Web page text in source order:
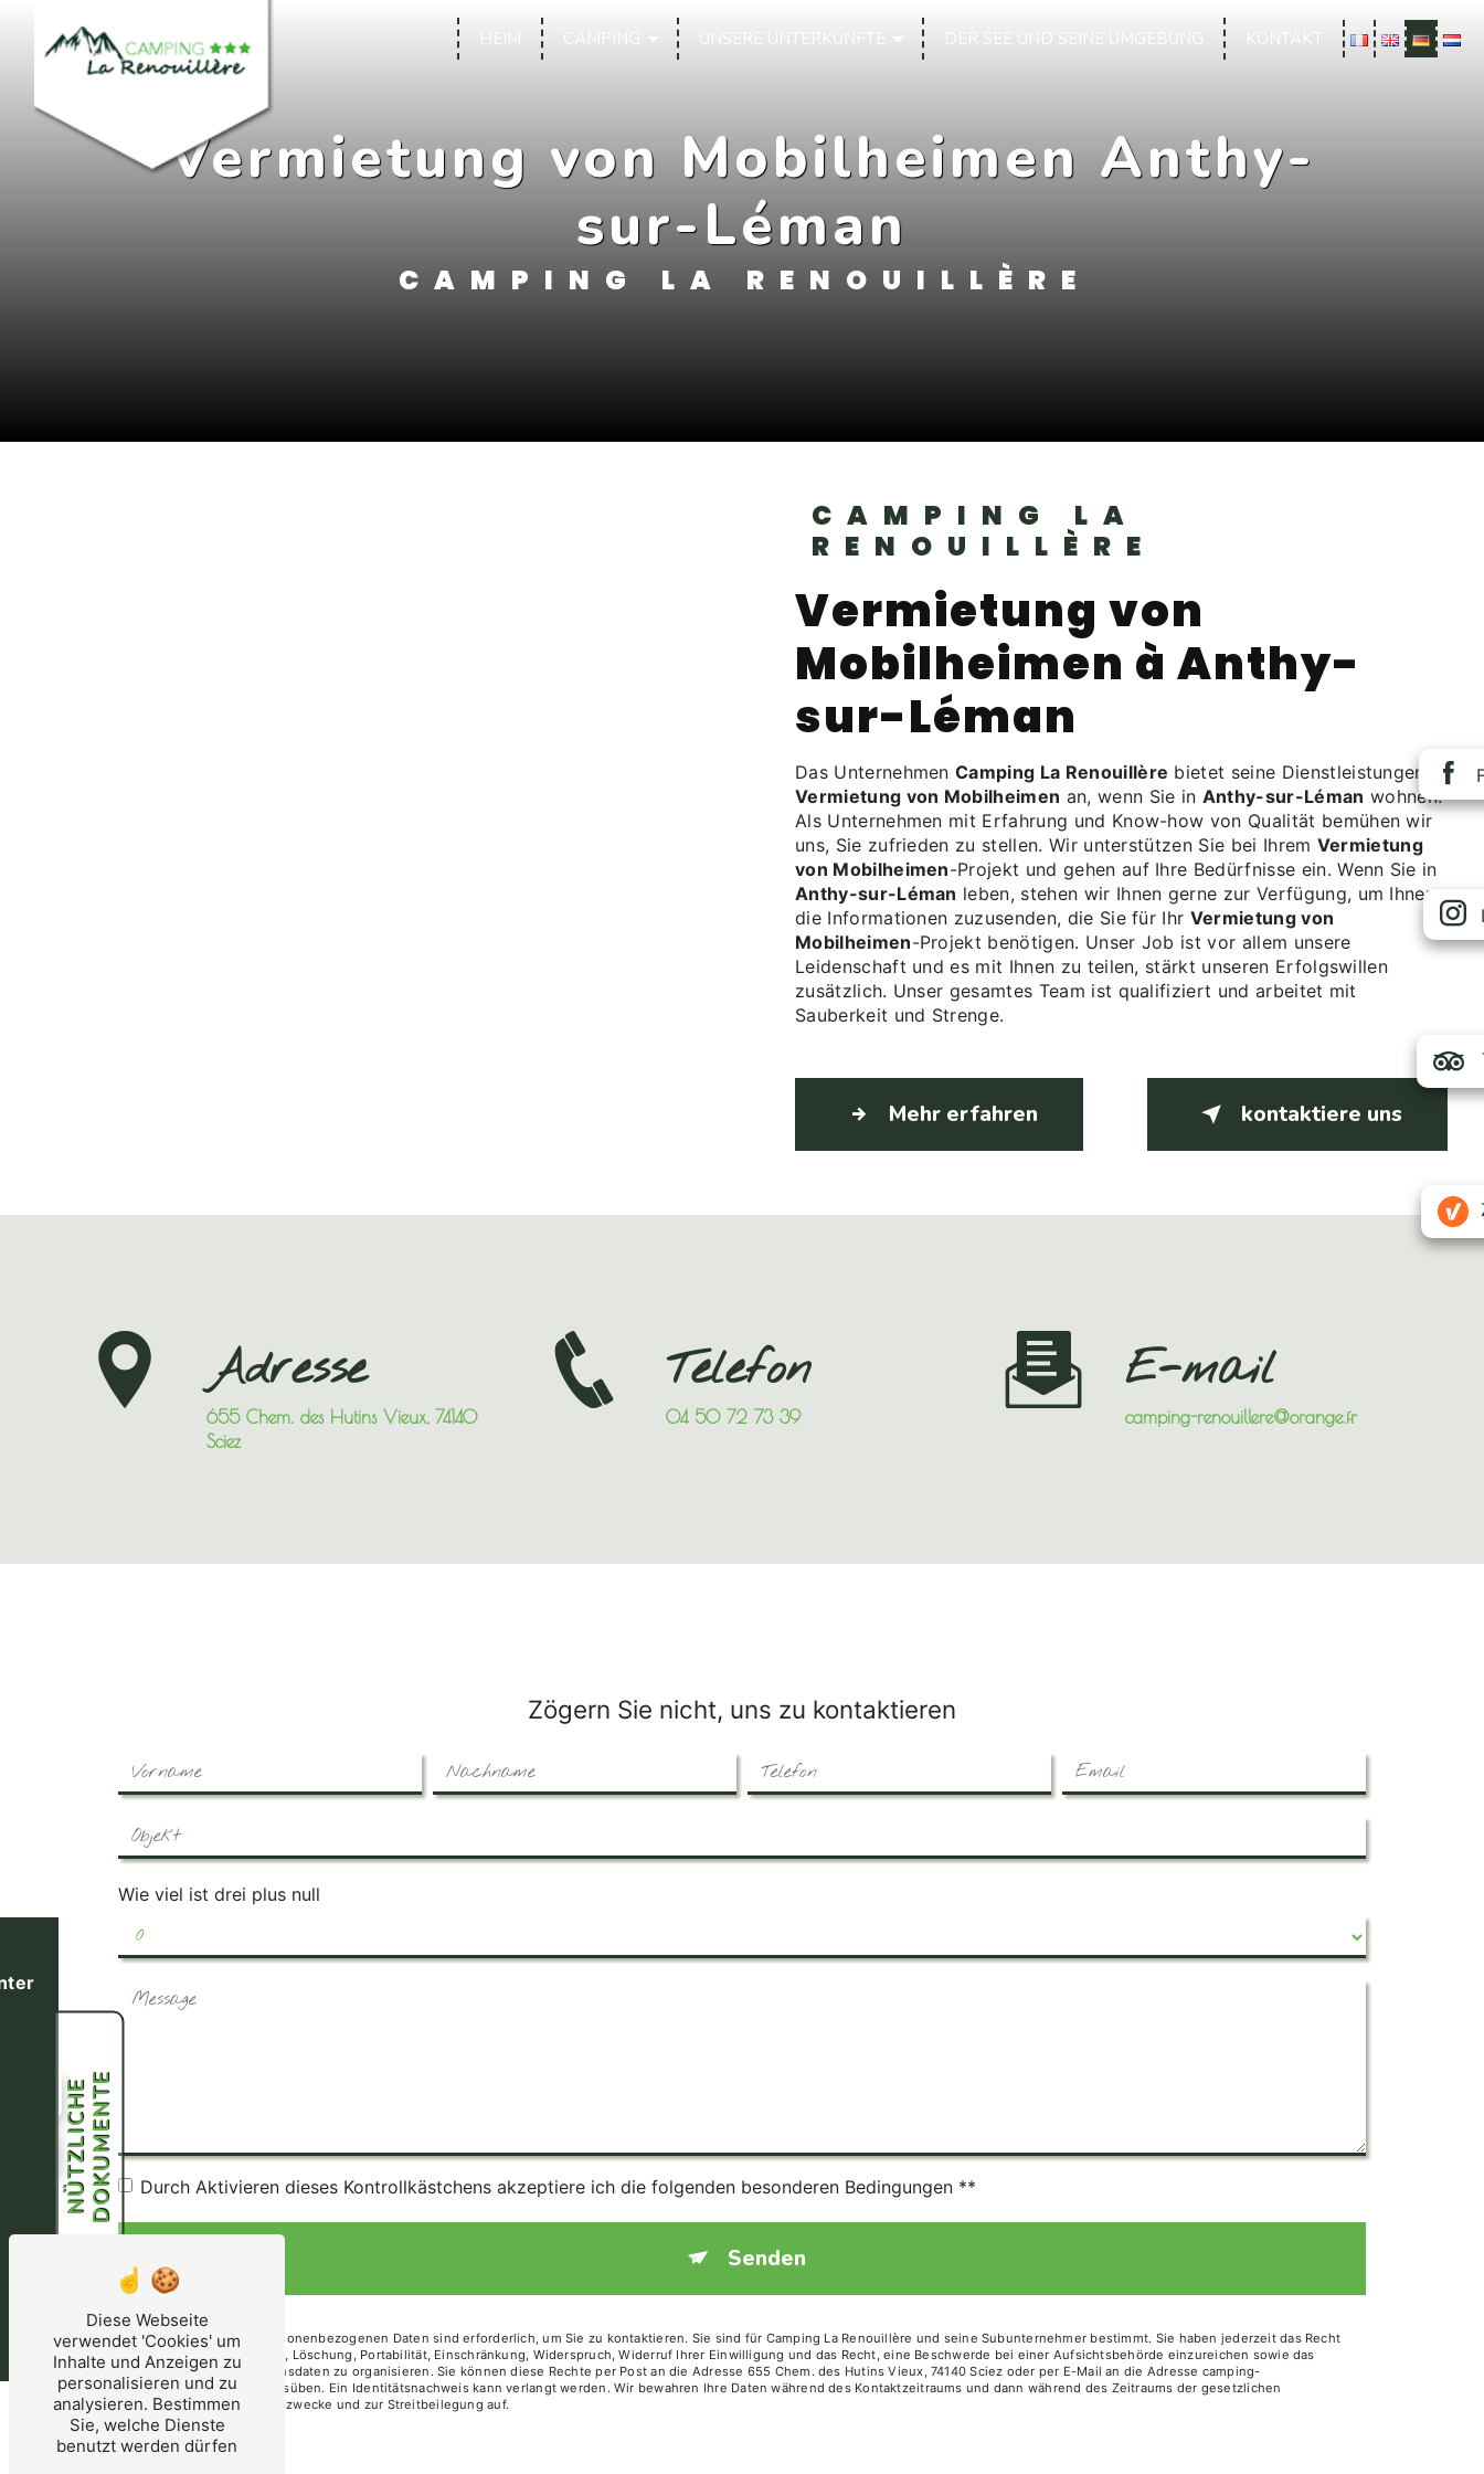
HEIM CAMPING UNSERE UNTERKÜNFTE DER SEE UND SEINE UMGEBUNG KONTAKT
Vermietung von Mobilheimen Anthy-
sur-Léman
CAMPING LA RENOUILLÈRE
CAMPING LA
RENOUILLÈRE
Vermietung von
Mobilheimen à Anthy-
sur-Léman
Das UnternehmenCamping La Renouillère bietet seine Dienstleistungen in
Vermietung von Mobilheimen an, wenn Sie in Anthy-sur-Léman wohnen.
Als Unternehmen mit Erfahrung und Know-how von Qualität bemühen wir
uns, Sie zufrieden zu stellen. Wir unterstützen Sie bei Ihrem Vermietung
von Mobilheimen-Projekt und gehen auf Ihre Bedürfnisse ein. Wenn Sie in
Anthy-sur-Léman leben, stehen wir Ihnen gerne zur Verfügung, um Ihnen
die Informationen zuzusenden, die Sie für Ihr Vermietung von
Mobilheimen-Projekt benötigen. Unser Job ist vor allem unsere
Leidenschaft und es mit Ihnen zu teilen, stärkt unseren Erfolgswillen
zusätzlich. Unser gesamtes Team ist qualifiziert und arbeitet mit
Sauberkeit und Strenge.
Mehr erfahren kontaktiere uns
Adresse
655 Chem. des Hutins Vieux, 74140
Sciez
Telefon
04 50 72 73 39
E-mail
camping-renouillere@orange.fr
Zögern Sie nicht, uns zu kontaktieren
Wie viel ist drei plus null
Durch Aktivieren dieses Kontrollkästchens akzeptiere ich die folgenden besonderen Bedingungen **
Senden
** Die übermittelten personenbezogenen Daten sind erforderlich, um Sie zu kontaktieren. Sie sind für Camping La Renouillère und seine Subunternehmer bestimmt. Sie haben jederzeit das Recht
auf Zugang, Berichtigung, Löschung, Portabilität, Einschränkung, Widerspruch, Widerruf Ihrer Einwilligung und das Recht, eine Beschwerde bei einer Aufsichtsbehörde einzureichen sowie das
Schicksal Ihrer Obduktionsdaten zu organisieren. Sie können diese Rechte per Post an die Adresse 655 Chem. des Hutins Vieux, 74140 Sciez oder per E-Mail an die Adresse camping-
renouillere@orange.fr ausüben. Ein Identitätsnachweis kann verlangt werden. Wir bewahren Ihre Daten während des Kontaktzeitraums und dann während des Zeitraums der gesetzlichen
Beschränkung für Beweiszwecke und zur Streitbeilegung auf.
N
Ü
T
Z
L
I
C
H
E
D
O
K
U
M
E
N
TE
Diese Webseite
verwendet 'Cookies' um
Inhalte und Anzeigen zu
personalisieren und zu
analysieren. Bestimmen
Sie, welche Dienste
benutzt werden dürfen